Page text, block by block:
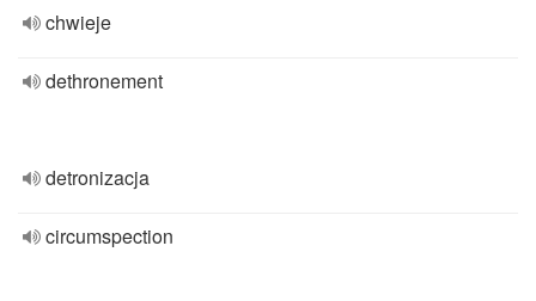
chwieje
dethronement
detronizacja
circumspection